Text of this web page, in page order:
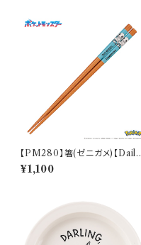
【PM280】箸(ゼニガメ)【Daily
Sketch】PM283-840
¥1,100